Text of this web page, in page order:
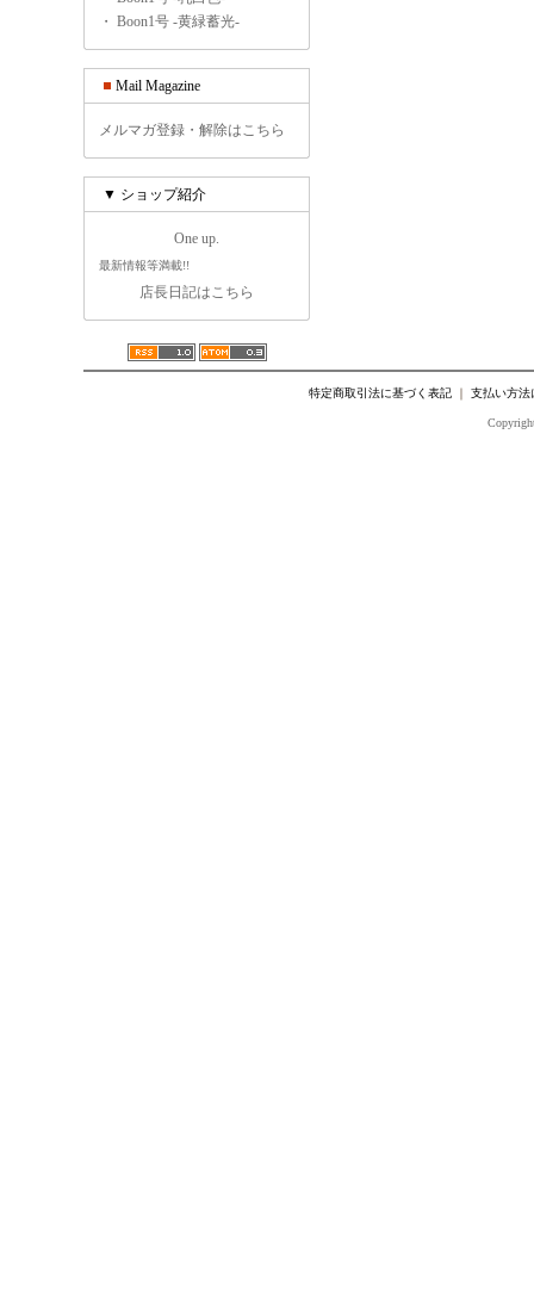
・ Boon1号 -黄緑蓄光-
Mail Magazine
メルマガ登録・解除はこちら
▼ ショップ紹介
One up.
最新情報等満載!!
店長日記はこちら
特定商取引法に基づく表記｜ 支払い方法